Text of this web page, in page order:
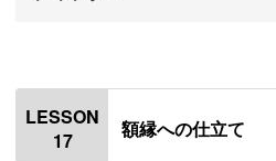
はじめに
使用材料・道具
LESSON
17
額縁への仕立て